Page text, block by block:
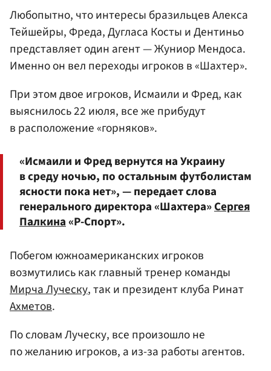
Любопытно, что интересы бразильцев Алекса
Тейшейры, Фреда, Дугласа Косты и Дентиньо
представляет один агент — Жуниор Мендоса.
Именно он вел переходы игроков в «Шахтер».
При этом двое игроков, Исмаили и Фред, как
выяснилось 22 июля, все же прибудут
в расположение «горняков».
«Исмаили и Фред вернутся на Украину
в среду ночью, по остальным футболистам
ясности пока нет», — передает слова
генерального директора «Шахтера»Сергея
Палкина«Р-Спорт».
Побегом южноамериканских игроков
возмутились как главный тренер команды
Мирча Луческу, так и президент клуба Ринат
Ахметов.
По словам Луческу, все произошло не
по желанию игроков, а из-за работы агентов.